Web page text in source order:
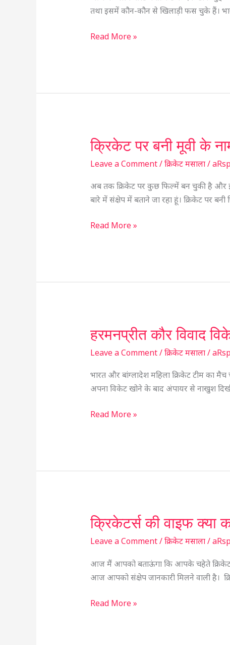
तथा इसमें कौन-कौन से खिलाड़ी फस चुके हैं।
होता
कौन
फस
Read More »
क्रिकेट पर बनी मूवी के
Leave a Comment/क्रिकेट मसाला/
अब तक क्रिकेट पर कुछ फिल्में बन चुकी है और
बारे में संक्षेप में बताने जा रहा हूं। क्रिकेट पर
क्रिकेट
बनी
मूवी के
नाम
11
Read More »
हरमनप्रीत कौर विवाद
Leave a Comment/क्रिकेट मसाला/
भारत और बांग्लादेश महिला क्रिकेट टीम का
अपना विकेट खोने के बाद अंपायर से नाखुश
हरमनप्रीत
विवाद
विकेट
पर
बल्ला
Read More »
क्रिकेटर्स की वाइफ क्या
Leave a Comment/क्रिकेट मसाला/
आज मैं आपको बताऊंगा कि आपके चहेते क्रिकेटर्स
आज आपको संक्षेप जानकारी मिलने वाली है।
क्रिकेटर्स
वाइफ
क्या
करती
जानिए
Read More »